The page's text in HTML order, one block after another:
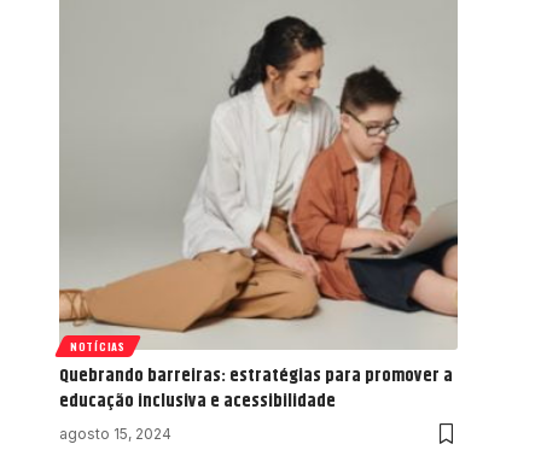
NOTÍCIAS
Quebrando barreiras: estratégias para promover a
educação inclusiva e acessibilidade
agosto 15, 2024